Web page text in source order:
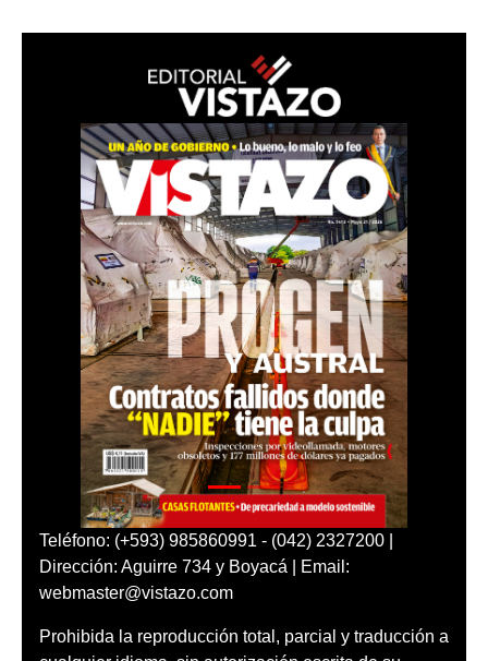
Teléfono: (+593) 985860991 - (042) 2327200 |
Dirección: Aguirre 734 y Boyacá | Email:
webmaster@vistazo.com
Prohibida la reproducción total, parcial y traducción a